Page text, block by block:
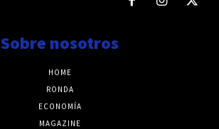
Sobre nosotros
HOME
RONDA
ECONOMÍA
MAGAZINE